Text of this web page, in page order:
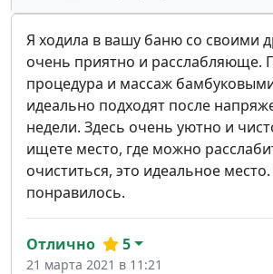
Я ходила в вашу баню со своими
очень приятно и расслабляюще.
процедура и массаж
идеально подходят после
недели. Здесь очень уютно и
ищете место, где можно
очиститься, это идеальное
понравилось.
Отлично 5
21 марта 2021 в 11:21